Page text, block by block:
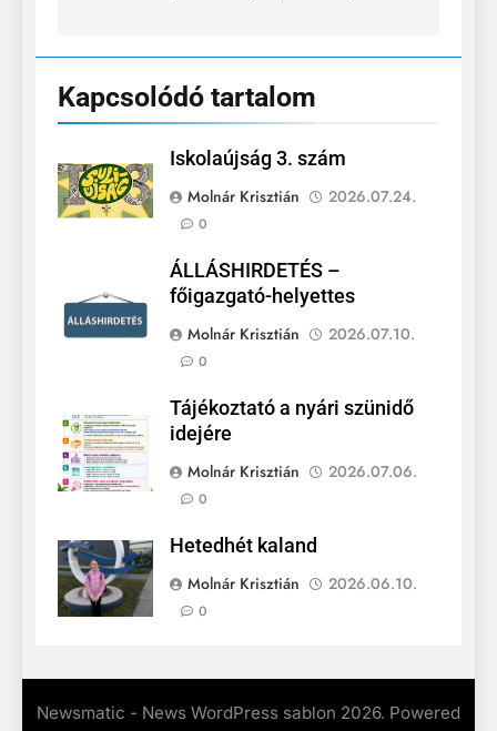
Kapcsolódó tartalom
Iskolaújság 3. szám
Molnár Krisztián
2026.07.24.
0
ÁLLÁSHIRDETÉS –
főigazgató-helyettes
Molnár Krisztián
2026.07.10.
0
Tájékoztató a nyári szünidő
idejére
Molnár Krisztián
2026.07.06.
0
Hetedhét kaland
Molnár Krisztián
2026.06.10.
0
Newsmatic - News WordPress sablon 2026. Powered